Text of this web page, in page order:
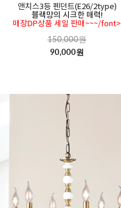
앤치스3등 펜던트(E26/2type)
블랙망의 시크한 매력!
매장DP상품 세일 판매~~~/font>
150,000원
90,000원